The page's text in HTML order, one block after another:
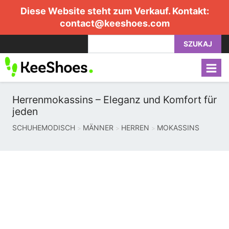
Diese Website steht zum Verkauf. Kontakt:
contact@keeshoes.com
SZUKAJ
Herrenmokassins – Eleganz und Komfort für
jeden
SCHUHEMODISCH MÄNNER HERREN MOKASSINS